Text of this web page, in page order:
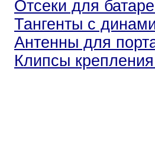
Отсеки для
Тангенты с
Антенны для
Клипсы